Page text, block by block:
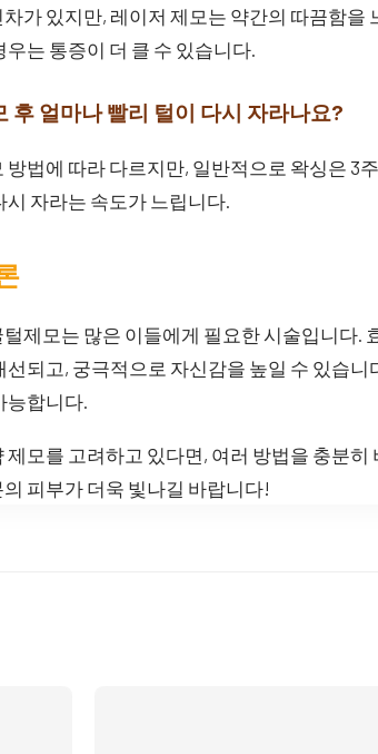
차가 있지만, 레이저 제모는 약간의 따끔함을
우는 통증이 더 클 수 있습니다.
후 얼마나 빨리 털이 다시 자라나요?
방법에 따라 다르지만, 일반적으로 왁싱은 3
시 자라는 속도가 느립니다.
털제모는 많은 이들에게 필요한 시술입니다.
선되고, 궁극적으로 자신감을 높일 수 있습니
능합니다.
제모를 고려하고 있다면, 여러 방법을 충분
의 피부가 더욱 빛나길 바랍니다!